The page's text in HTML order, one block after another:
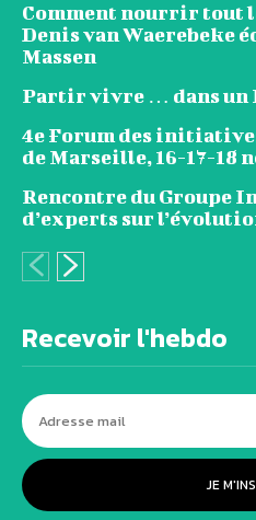
Comment nourrir tout
Denis van Waerebeke
Massen
Partir vivre … dans un
4e Forum des
de Marseille, 16-17-18
Rencontre du Groupe
d’experts sur
Recevoir l'hebdo
JE